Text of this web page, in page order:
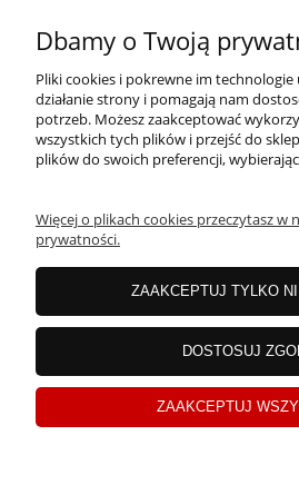
PŁATNOŚCI I
OFERTA
| ul.
zachodniopomorskie | NIP: 6690500343
sklep@tklighting.plTel.:
Dbamy o Twoją
Pliki cookies i pokrewne im
działanie strony i pomagają nam
potrzeb. Możesz zaakceptować
wszystkich tych plików i przejść do
plików do swoich preferencji,
Więcej o plikach cookies przeczytasz w
prywatności.
ZAAKCEPTUJ TYLKO
DOSTOSUJ
ZAAKCEPTUJ